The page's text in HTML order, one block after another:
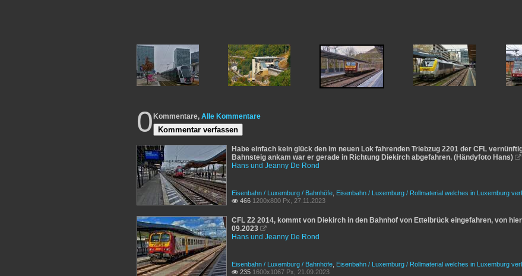
0 Kommentare, Alle Kommentare
Kommentar verfassen
Habe einfach kein glück den im neuen Lok fahrenden Triebzug 2201 der CFL
Bahnsteig ankam war er gerade in Richtung Diekirch abgefahren. (Händyfoto Hans) 
Hans und Jeanny De Rond
Eisenbahn / Luxemburg / Bahnhöfe Eisenbahn / Luxemburg / Rollmaterial welches in Luxemburg
 466 1200x800 Px, 27.11.2023
CFL Z2 2014, kommt von Diekirch in den Bahnhof von Ettelbrück eingefahren, von
09.2023 
Hans und Jeanny De Rond
Eisenbahn / Luxemburg / Bahnhöfe Eisenbahn / Luxemburg / Rollmaterial welches in Luxemburg
 235 1600x1067 Px, 21.09.2023